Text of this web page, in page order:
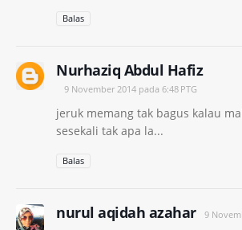
Balas
Nurhaziq Abdul Hafiz
9 November 2014 pada 6:48 PTG
jeruk memang tak bagus kalau
sesekali tak apa la...
Balas
nurul aqidah azahar 9